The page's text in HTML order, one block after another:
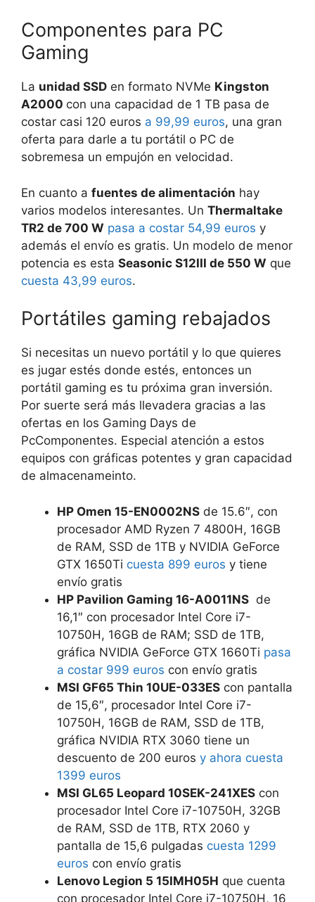
Componentes para PC
Gaming
La unidad SSD en formato NVMe Kingston
A2000 con una capacidad de 1 TB pasa de
costar casi 120 euros a 99,99 euros, una gran
oferta para darle a tu portátil o PC de
sobremesa un empujón en velocidad.
En cuanto a fuentes de alimentación hay
varios modelos interesantes. Un Thermaltake
TR2 de 700 W pasa a costar 54,99 euros y
además el envío es gratis. Un modelo de menor
potencia es esta Seasonic S12III de 550 W que
cuesta 43,99 euros.
Portátiles gaming rebajados
Si necesitas un nuevo portátil y lo que quieres
es jugar estés donde estés, entonces un
portátil gaming es tu próxima gran inversión.
Por suerte será más llevadera gracias a las
ofertas en los Gaming Days de
PcComponentes. Especial atención a estos
equipos con gráficas potentes y gran capacidad
de almacenameinto.
HP Omen 15-EN0002NS de 15.6″, con
procesador AMD Ryzen 7 4800H, 16GB
de RAM, SSD de 1TB y NVIDIA GeForce
GTX 1650Ti cuesta 899 euros y tiene
envío gratis
HP Pavilion Gaming 16-A0011NS de
16,1″ con procesador Intel Core i7-
10750H, 16GB de RAM; SSD de 1TB,
gráfica NVIDIA GeForce GTX 1660Ti pasa
a costar 999 euros con envío gratis
MSI GF65 Thin 10UE-033ES con pantalla
de 15,6″, procesador Intel Core i7-
10750H, 16GB de RAM, SSD de 1TB,
gráfica NVIDIA RTX 3060 tiene un
descuento de 200 euros y ahora cuesta
1399 euros
MSI GL65 Leopard 10SEK-241XES con
procesador Intel Core i7-10750H, 32GB
de RAM, SSD de 1TB, RTX 2060 y
pantalla de 15,6 pulgadas cuesta 1299
euros con envío gratis
Lenovo Legion 5 15IMH05H que cuenta
con procesador Intel Core i7-10750H, 16